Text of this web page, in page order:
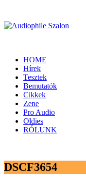
HOME
Hírek
Tesztek
Bemutatók
Cikkek
Zene
Pro Audio
Oldies
RÓLUNK
DSCF3654